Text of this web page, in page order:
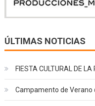
ÚLTIMAS NOTICIAS
FIESTA CULTURAL DE
Campamento de Verano